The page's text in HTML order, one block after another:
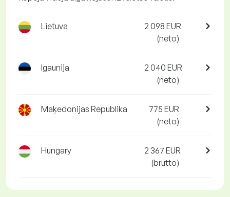
Lietuva
2 098 EUR
(neto)
Igaunija
2 040 EUR
(neto)
Maķedonijas Republika
775 EUR
(neto)
Hungary
2 367 EUR
(brutto)